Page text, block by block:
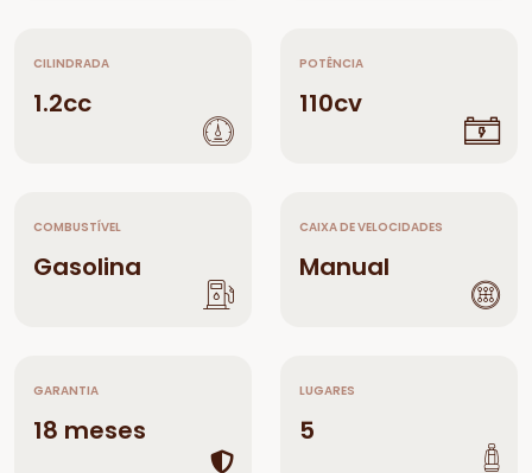
CILINDRADA
1.2cc
POTÊNCIA
110cv
COMBUSTÍVEL
Gasolina
CAIXA DE VELOCIDADES
Manual
GARANTIA
18 meses
LUGARES
5